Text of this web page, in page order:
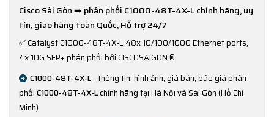
Cisco Sài Gòn ➡️ phân phối C1000-48T-4X-L chính hãng, uy
tín, giao hàng toàn Quốc, Hỗ trợ 24/7
✅Catalyst C1000-48T-4X-L 48x 10/100/1000 Ethernet ports,
4x 10G SFP+ phân phối bởi CISCOSAIGON ®
C1000-48T-4X-L- thông tin, hình ảnh, giá bán, báo giá phân
phốiC1000-48T-4X-Lchính hãng tại Hà Nội và Sài Gòn (Hồ Chí
Minh)